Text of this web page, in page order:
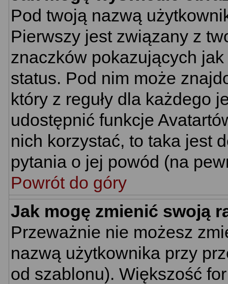
Pod twoją nazwą
Pierwszy jest związany z
znaczków pokazujących
status. Pod nim może
który z reguły dla każdego
udostępnić funkcje
nich korzystać, to taka jest
pytania o jej powód (na
Powrót do góry
Jak mogę zmienić swoją
Przeważnie nie możesz
nazwą użytkownika przy
od szablonu). Większość